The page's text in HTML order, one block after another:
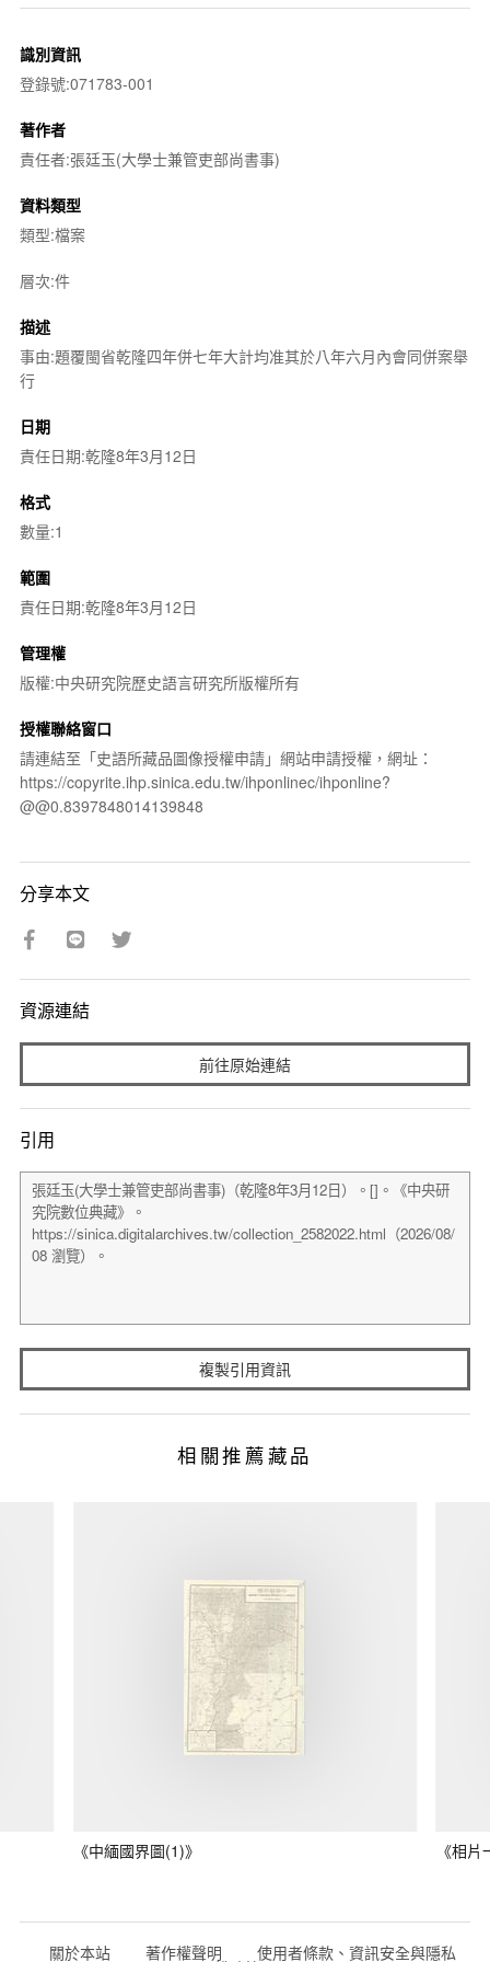
識別資訊
登錄號:071783-001
著作者
責任者:張廷玉(大學士兼管吏部尚書事)
資料類型
類型:檔案
層次:件
描述
事由:題覆閩省乾隆四年併七年大計均准其於八年六月內會同併案舉
行
日期
責任日期:乾隆8年3月12日
格式
數量:1
範圍
責任日期:乾隆8年3月12日
管理權
版權:中央研究院歷史語言研究所版權所有
授權聯絡窗口
請連結至「史語所藏品圖像授權申請」網站申請授權，網址：
https://copyrite.ihp.sinica.edu.tw/ihponlinec/ihponline?
@@0.8397848014139848
分享本文
資源連結
前往原始連結
引用
複製引用資訊
相關推薦藏品
《中緬國界圖(1)》 《相
關於本站 著作權聲明 使用者條款、資訊安全與隱私